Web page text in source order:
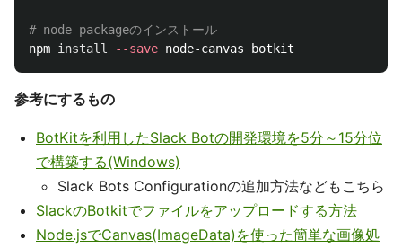
# node packageのインストール
npm install --save
参考にするもの
BotKitを利用したSlack Botの開発環境を5分～15分位
で構築する(Windows)
Slack Bots Configurationの追加方法などもこちら
SlackのBotkitでファイルをアップロードする方法
Node.jsでCanvas(ImageData)を使った簡単な画像処